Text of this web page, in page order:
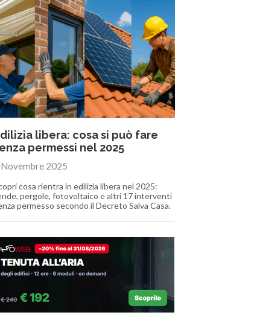
libera: cosa si può fare
permessi nel 2025
2025
cosa rientra in edilizia libera nel 2025:
pergole, fotovoltaico e altri 17 interventi
permesso secondo il Decreto Salva Casa.